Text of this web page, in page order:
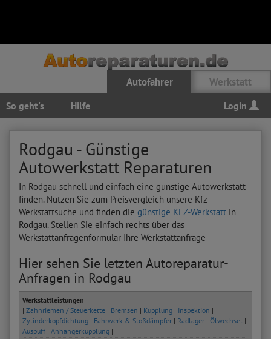
Autofahrer Werkstatt
So geht's Hilfe Login
Rodgau - Günstige
Autowerkstatt Reparaturen
In Rodgau schnell und einfach eine günstige Autowerkstatt
finden. Nutzen Sie zum Preisvergleich unsere Kfz
Werkstattsuche und finden die günstige KFZ-Werkstatt in
Rodgau. Stellen Sie einfach rechts über das
Werkstattanfragenformular Ihre Werkstattanfrage
Hier sehen Sie letzten Autoreparatur-
Anfragen in Rodgau
Werkstattleistungen
| Zahnriemen / Steuerkette | Bremsen | Kupplung | Inspektion |
Zylinderkopfdichtung | Fahrwerk & Stoßdämpfer | Radlager | Ölwechsel |
Auspuff | Anhängerkupplung |